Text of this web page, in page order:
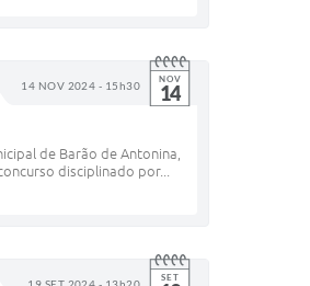
14 NOV 2024 - 15h30 NOV
14
de Barão de Antonina,
disciplinado por...
19 SET 2024 - 13h20 SET